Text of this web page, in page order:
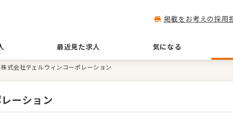
掲載をお考えの採用
最近見た求人 気になる
株式会社テェルウィンコーポレーション
ーション